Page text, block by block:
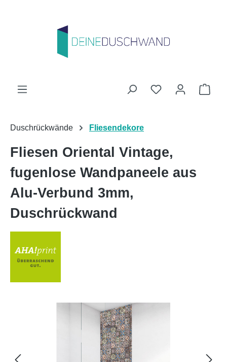
Du hast 0
Duschrückwände Fliesendekore
Fliesen Oriental Vintage,
fugenlose Wandpaneele aus
Alu-Verbund 3mm,
Duschrückwand